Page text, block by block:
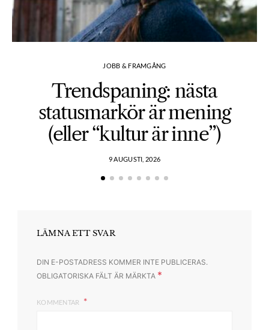
JOBB & FRAMGÅNG
Trendspaning: nästa
statusmarkör är mening
(eller “kultur är inne”)
9 AUGUSTI, 2026
LÄMNA ETT SVAR
DIN E-POSTADRESS KOMMER INTE PUBLICERAS.
OBLIGATORISKA FÄLT ÄR MÄRKTA *
KOMMENTAR